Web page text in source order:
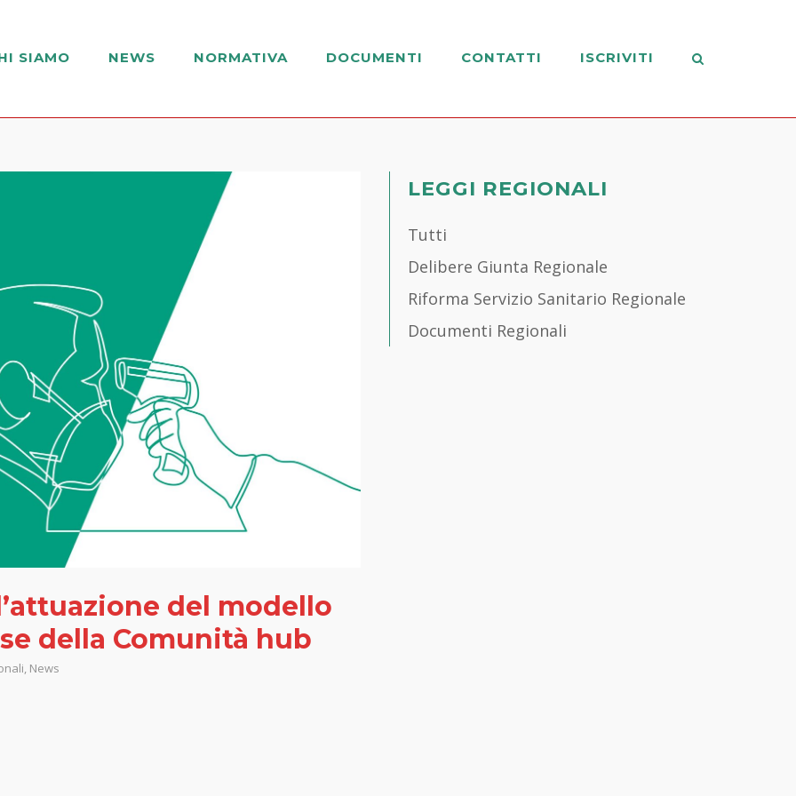
SIAMO NEWS NORMATIVA DOCUMENTI CONTATTI ISCRIVITI
del modello
della Comunità hub
, News
LEGGI REGIONALI
Tutti
Delibere Giunta Regionale
Riforma Servizio Sanitario Regionale
Documenti Regionali